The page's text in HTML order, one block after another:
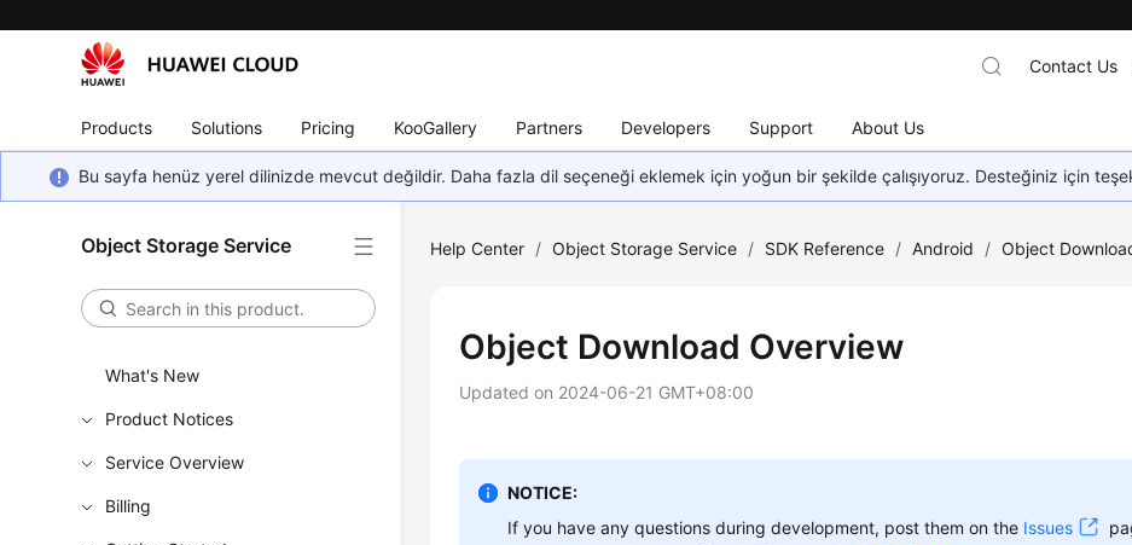
Products Solutions Pricing KooGallery Partners Developers Support About Us
Contact Us
Bu sayfa henüz yerel dilinizde mevcut değildir. Daha fazla dil seçeneği eklemek için yoğun bir şekilde çalışıyoruz. Desteğiniz için
Object Storage Service
What's New
Product Notices
Service Overview
Billing
Help Center / Object Storage Service / SDK Reference / Android / Object
Object Download Overview
Updated on 2024-06-21 GMT+08:00
NOTICE:
If you have any questions during development, post them on the Issues